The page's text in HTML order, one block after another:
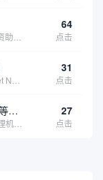
64
点击
31
点击
Radix注册局（管理.site、.online等顶级域名） 27
点击